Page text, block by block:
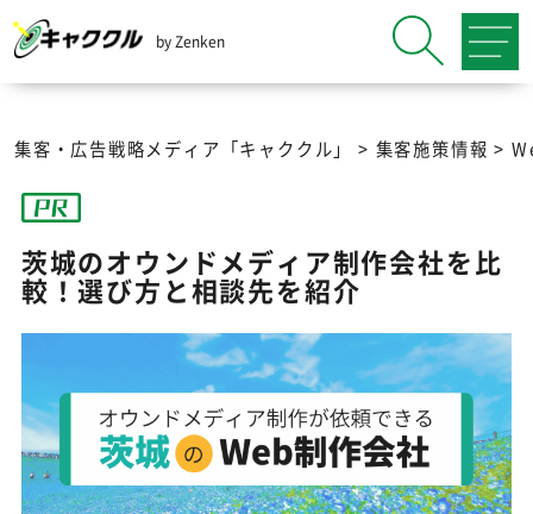
by Zenken
集客・広告戦略メディア「キャククル」 > 集客施策情報 >
茨城のオウンドメディア制作会社を比
較！選び方と相談先を紹介